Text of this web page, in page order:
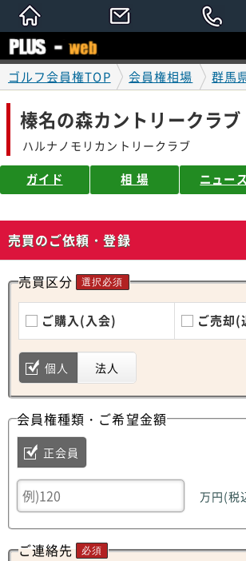
ゴルフ会員権TOP 会員権相場 群馬
榛名の森カントリークラブ
ハルナノモリカントリークラブ
ガイド 相 場 ニュース
売買のご依頼・登録
売買区分 選択必須
ご購入(入会) ご売却(
個人 法人
会員権種類・ご希望金額
正会員
万円(税
ご連絡先 必須